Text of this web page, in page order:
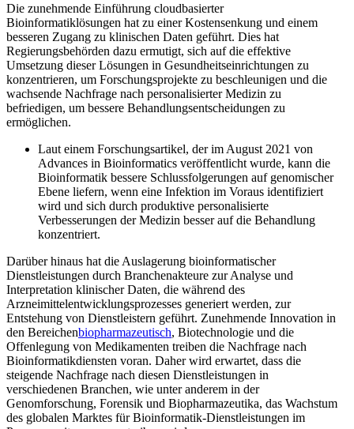
Die zunehmende Einführung cloudbasierter
Bioinformatiklösungen hat zu einer Kostensenkung und einem
besseren Zugang zu klinischen Daten geführt. Dies hat
Regierungsbehörden dazu ermutigt, sich auf die effektive
Umsetzung dieser Lösungen in Gesundheitseinrichtungen zu
konzentrieren, um Forschungsprojekte zu beschleunigen und die
wachsende Nachfrage nach personalisierter Medizin zu
befriedigen, um bessere Behandlungsentscheidungen zu
ermöglichen.
Laut einem Forschungsartikel, der im August 2021 von
Advances in Bioinformatics veröffentlicht wurde, kann die
Bioinformatik bessere Schlussfolgerungen auf genomischer
Ebene liefern, wenn eine Infektion im Voraus identifiziert
wird und sich durch produktive personalisierte
Verbesserungen der Medizin besser auf die Behandlung
konzentriert.
Darüber hinaus hat die Auslagerung bioinformatischer
Dienstleistungen durch Branchenakteure zur Analyse und
Interpretation klinischer Daten, die während des
Arzneimittelentwicklungsprozesses generiert werden, zur
Entstehung von Dienstleistern geführt. Zunehmende Innovation in
den Bereichenbiopharmazeutisch, Biotechnologie und die
Offenlegung von Medikamenten treiben die Nachfrage nach
Bioinformatikdiensten voran. Daher wird erwartet, dass die
steigende Nachfrage nach diesen Dienstleistungen in
verschiedenen Branchen, wie unter anderem in der
Genomforschung, Forensik und Biopharmazeutika, das Wachstum
des globalen Marktes für Bioinformatik-Dienstleistungen im